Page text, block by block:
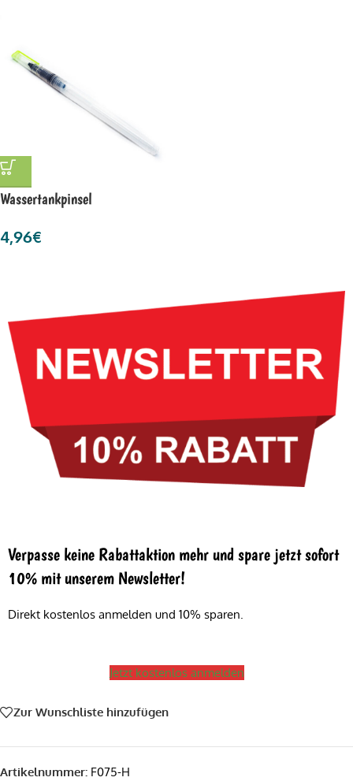
Wassertankpinsel
4,96€
Verpasse keine Rabattaktion mehr und spare jetzt sofort
10% mit unserem Newsletter!
Direkt kostenlos anmelden und 10% sparen.
Jetzt kostenlos anmelden
Zur Wunschliste hinzufügen
Artikelnummer: F075-H